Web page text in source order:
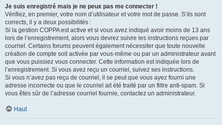
Je suis enregistré mais je ne peux pas me connecter !
Vérifiez, en premier, votre nom d’utilisateur et votre mot de passe. S’ils sont
corrects, il y a deux possibilités :
Si la gestion COPPA est active et si vous avez indiqué avoir moins de 13 ans
lors de l’enregistrement, alors vous devrez suivre les instructions reçues par
courriel. Certains forums peuvent également nécessiter que toute nouvelle
création de compte soit activée par vous-même ou par un administrateur avant
que vous puissiez vous connecter. Cette information est indiquée lors de
l’enregistrement. Si vous avez reçu un courriel, suivez ses instructions.
Si vous n’avez pas reçu de courriel, il se peut que vous ayez fourni une
adresse incorrecte ou que le courriel ait été traité par un filtre anti-spam. Si
vous êtes sûr de l’adresse courriel fournie, contactez un administrateur.
Haut